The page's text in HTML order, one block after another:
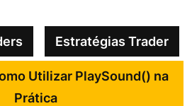
Estratégias Trader
Utilizar PlaySound() na
Prática